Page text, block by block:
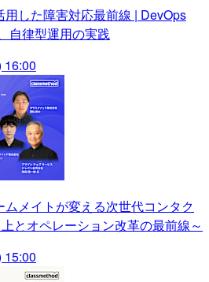
用した障害対応最前線 | DevOps
自律型運用の実践
16:00
ムメイトが変える次世代コンタク
とオペレーション改革の最前線～
15:00